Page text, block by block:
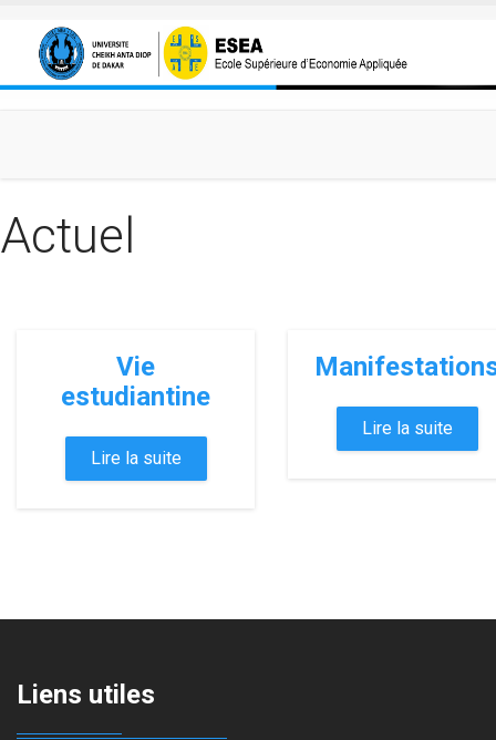
Actuel
Vie
estudiantine
Lire la suite
Lire la suite
Liens utiles